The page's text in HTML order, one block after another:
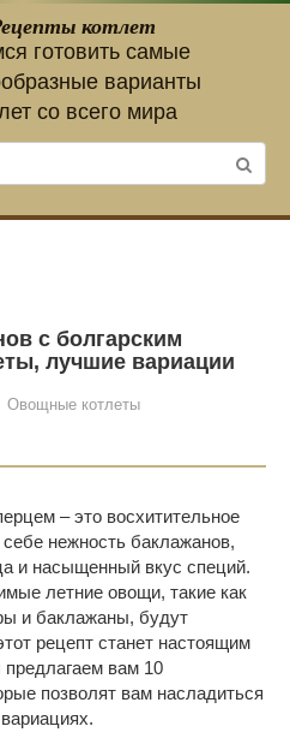
котлет
готовить самые
варианты
со всего мира
с болгарским
лучшие вариации
Овощные котлеты
– это восхитительное
нежность баклажанов,
и насыщенный вкус специй.
летние овощи, такие как
и баклажаны, будут
рецепт станет настоящим
вам 10
позволят вам насладиться